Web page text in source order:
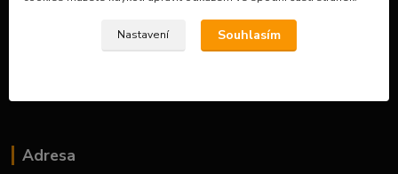
Zeptejte se na cokoliv
Adresa
Nastavení Souhlasím